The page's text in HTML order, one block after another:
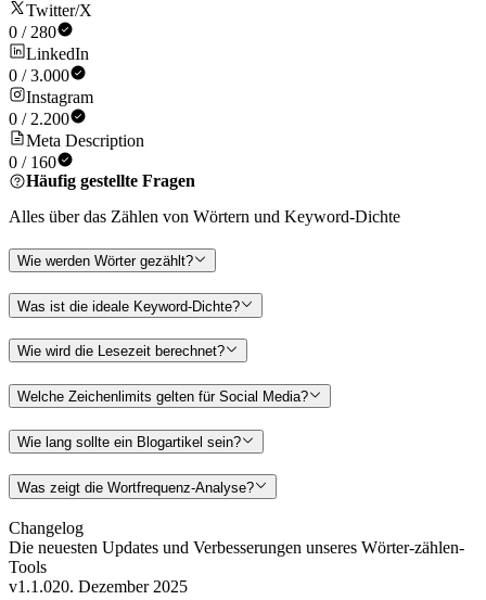
Twitter/X
0 / 280
LinkedIn
0 /3.000
Instagram
0 / 2.200
Meta Description
0 / 160
Häufig gestellte Fragen
Alles über das Zählen von Wörtern und Keyword-Dichte
Wie werden Wörter gezählt?
Was ist die ideale Keyword-Dichte?
Wie wird die Lesezeit berechnet?
Welche Zeichenlimits gelten für Social Media?
Wie lang sollte ein Blogartikel sein?
Was zeigt die Wortfrequenz-Analyse?
Changelog
Die neuesten Updates und Verbesserungen unseres Wörter-zählen-
Tools
v1.1.020. Dezember 2025